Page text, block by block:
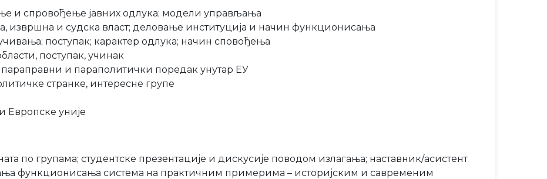
и спровођење јавних одлука; модели управљања
извршна и судска власт; деловање институција и начин функционисања
поступак; карактер одлука; начин сповођења
поступак, учинак
и параполитички поредак унутар ЕУ
странке, интересне групе
Европске уније
по групама; студентске презентације и дискусије поводом излагања; наставник/асистент
функционисања система на практичним примерима – историјским и савременим